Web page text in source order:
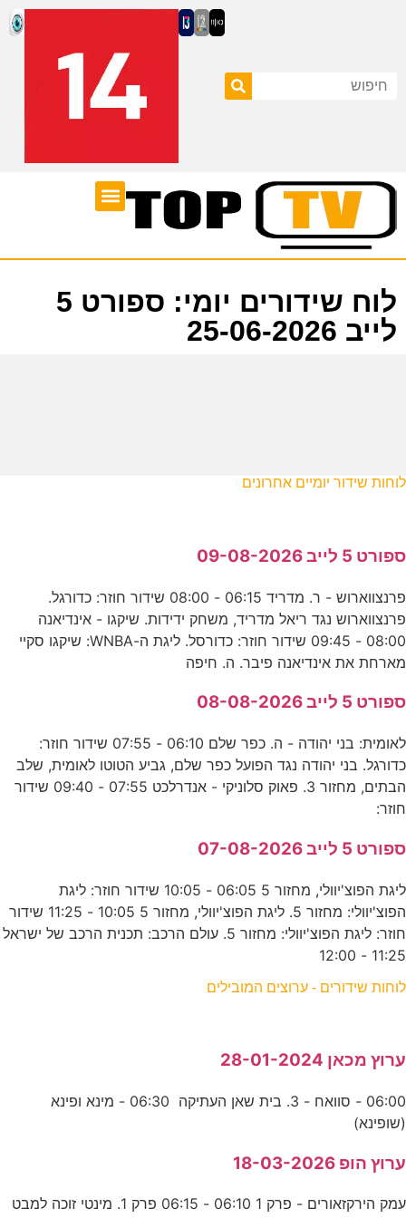
לוח שידורים יומי: ספורט 5
לייב 25-06-2026
לוחות שידור יומיים אחרונים
ספורט 5 לייב 09-08-2026
פרנצווארוש - ר. מדריד 06:15 - 08:00 שידור חוזר: כדורגל.
פרנצווארוש נגד ריאל מדריד, משחק ידידות. שיקגו - אינדיאנה
08:00 - 09:45 שידור חוזר: כדורסל. ליגת ה-WNBA: שיקגו סקיי
מארחת את אינדיאנה פיבר. ה. חיפה
ספורט 5 לייב 08-08-2026
לאומית: בני יהודה - ה. כפר שלם 06:10 - 07:55 שידור חוזר:
כדורגל. בני יהודה נגד הפועל כפר שלם, גביע הטוטו לאומית, שלב
הבתים, מחזור 3. פאוק סלוניקי - אנדרלכט 07:55 - 09:40 שידור
חוזר:
ספורט 5 לייב 07-08-2026
ליגת הפוצ'יוולי, מחזור 5 06:05 - 10:05 שידור חוזר: ליגת
הפוצ'יוולי: מחזור 5. ליגת הפוצ'יוולי, מחזור 5 10:05 - 11:25 שידור
חוזר: ליגת הפוצ'יוולי: מחזור 5. עולם הרכב: תכנית הרכב של ישראל
11:25 - 12:00
לוחות שידורים - ערוצים המובילים
ערוץ מכאן 28-01-2024
06:00 - סוואח - 3. בית שאן העתיקה 06:30 - מינא ופינא
(שופינא)
ערוץ הופ 18-03-2026
עמק הירקזאורים - פרק 1 06:10 - 06:15 פרק 1. מינטי זוכה למבט